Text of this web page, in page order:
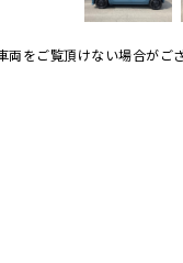
をご覧頂けない場合がご